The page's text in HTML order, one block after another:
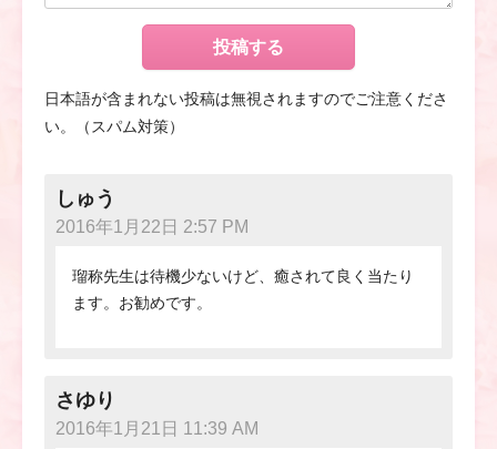
日本語が含まれない投稿は無視されますのでご注意くださ
い。（スパム対策）
しゅう
2016年1月22日 2:57 PM
瑠称先生は待機少ないけど、癒されて良く当たり
ます。お勧めです。
さゆり
2016年1月21日 11:39 AM